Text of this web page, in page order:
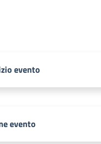
evento
evento